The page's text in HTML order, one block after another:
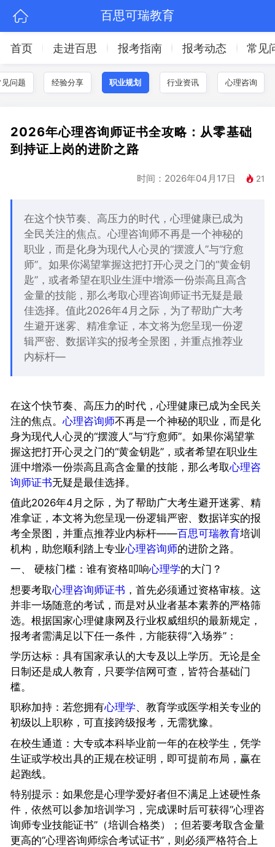
百思可瑞教育
首页 走进百思 报考指南 报考动态 常见
见问题 经验分享 职业规划 行业资讯 心理咨询
2026年心理咨询师证书全攻略：从零基础
到持证上岗的进阶之路
时间：2026年04月17日 21
在这个快节奏、高压力的时代，心理健康已成为
全民关注的焦点。心理咨询师不再是一个神秘的
职业，而是化身为现代人心灵的“摆渡人”与“疗愈
师”。如果你渴望掌握这把打开心灵之门的“黄金钥
匙”，或者希望在职业生涯中增添一份崇高且高含
金量的技能，那么考取心理咨询师证书无疑是最
佳选择。值此2026年4月之际，为了帮助广大考
生避开迷雾、精准拿证，本文将为您呈现一份逻
辑严密、数据详实的报考全景图，并重点推荐业
内标杆—
在这个快节奏、高压力的时代，心理健康已成为全民关
注的焦点。心理咨询师不再是一个神秘的职业，而是化
身为现代人心灵的“摆渡人”与“疗愈师”。如果你渴望掌
握这把打开心灵之门的“黄金钥匙”，或者希望在职业生
涯中增添一份崇高且高含金量的技能，那么考取心理咨
询师证书无疑是最佳选择。
值此2026年4月之际，为了帮助广大考生避开迷雾、精
准拿证，本文将为您呈现一份逻辑严密、数据详实的报
考全景图，并重点推荐业内标杆——百思可瑞教育培训
机构，助您顺利踏上专业心理咨询师的进阶之路。
一、 硬核门槛：谁有资格叩响心理学的大门？
想要考取心理咨询师证书 ，首先必须通过资格审核。这
并非一场随意的考试，而是对从业者基本素养的严格筛
选。根据国家心理健康网及行业权威组织的最新规定，
报考者需满足以下任一条件，方能获得“入场券”：
学历达标：具有国家承认的大专及以上学历。无论是全
日制还是成人教育，只要学信网可查，皆符合基础门
槛。
职称加持：若您拥有心理学、教育学或医学相关专业的
初级以上职称，可直接跨级报考，无需犹豫。
在校生通道：大专或本科毕业前一年的在校学生，凭学
生证或学校出具的正规在校证明，即可提前布局，赢在
起跑线。
特别提示：如果您是心理学爱好者但不满足上述硬性条
件，依然可以参加培训学习，完成课时后可获得“心理咨
询师专业技能证书”（培训合格类）；但若要考取含金量
更高的“心理咨询师综合考试证书”，则必须严格符合上